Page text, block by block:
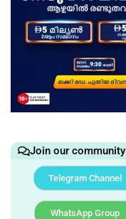
Join our community
Telegram Channel
WhatsApp Group